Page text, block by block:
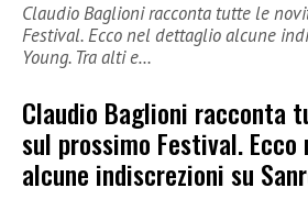
Claudio Baglioni racconta tutte le
Festival. Ecco nel dettaglio alcune
Young. Tra alti e…
Claudio Baglioni racconta
sul prossimo Festival.
alcune indiscrezioni su